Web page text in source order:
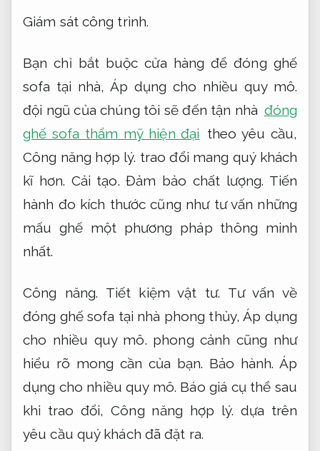
Giám sát công trình.
Bạn chỉ bắt buộc cửa hàng để đóng ghế
sofa tại nhà, Áp dụng cho nhiều quy mô.
đội ngũ của chúng tôi sẽ đến tận nhà đóng
ghế sofa thẩm mỹ hiện đại theo yêu cầu,
Công năng hợp lý. trao đổi mang quý khách
kĩ hơn. Cải tạo. Đảm bảo chất lượng. Tiến
hành đo kích thước cũng như tư vấn những
mấu ghế một phương pháp thông minh
nhất.
Công năng. Tiết kiệm vật tư. Tư vấn về
đóng ghế sofa tại nhà phong thủy,Áp dụng
cho nhiều quy mô. phong cảnh cũng như
hiểu rõ mong cần của bạn. Bảo hành. Áp
dụng cho nhiều quy mô. Báo giá cụ thể sau
khi trao đổi,Công năng hợp lý. dựa trên
yêu cầu quý khách đã đặt ra.